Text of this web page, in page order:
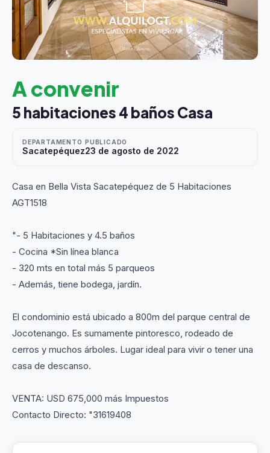
A convenir
5 habitaciones 4 baños Casa
DEPARTAMENTO
Sacatepéquez
PUBLICADO
23 de agosto de 2022
Casa en Bella Vista Sacatepéquez de 5 Habitaciones
AGT1518
"- 5 Habitaciones y 4.5 baños
- Cocina *Sin línea blanca
- 320 mts en total más 5 parqueos
- Además, tiene bodega, jardín.
El condominio está ubicado a 800m del parque central de
Jocotenango. Es sumamente pintoresco, rodeado de
cerros y muchos árboles. Lugar ideal para vivir o tener una
casa de descanso.
VENTA: USD 675,000 más Impuestos
Contacto Directo: "31619408